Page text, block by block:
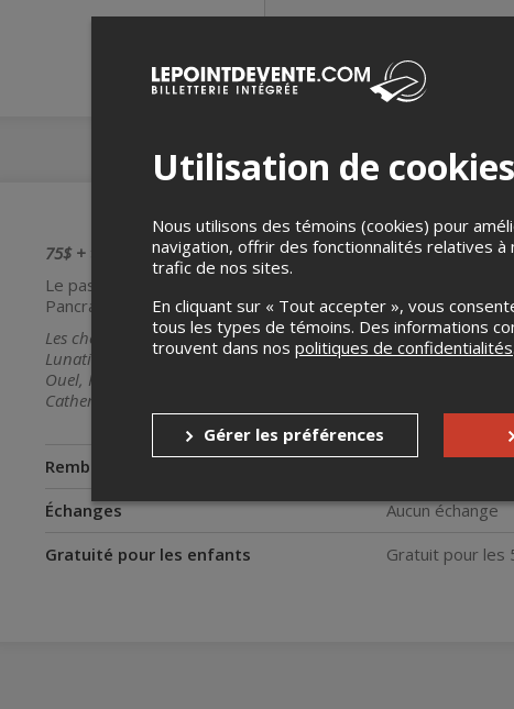
75$ + taxes
Le passeport la tournée vous donne accès à tous les
Pancrace et de la scène Desjardins, le vendredi 12 juin :
Les chemins d'écriture, Michel Robichaud, Maude Audet,
Lunatiques, El Balcòn, Sam Mallais, Les New Cackle Sisters,
Ouel, Kat Pereira, Les Reynette, La dame Ovale, Naïma Frank,
Catherine Leduc, Ben Herbert Larue, et plus encore!
Remboursements
Échanges
Aucun échange
Gratuité pour les enfants
Gratuit pour les
Utilisation de cookies
Nous utilisons des témoins (cookies) pour
navigation, offrir des fonctionnalités relatives
trafic de nos sites.
En cliquant sur « Tout accepter », vous
tous les types de témoins. Des informations
trouvent dans nos politiques de confidentialités
Gérer les préférences